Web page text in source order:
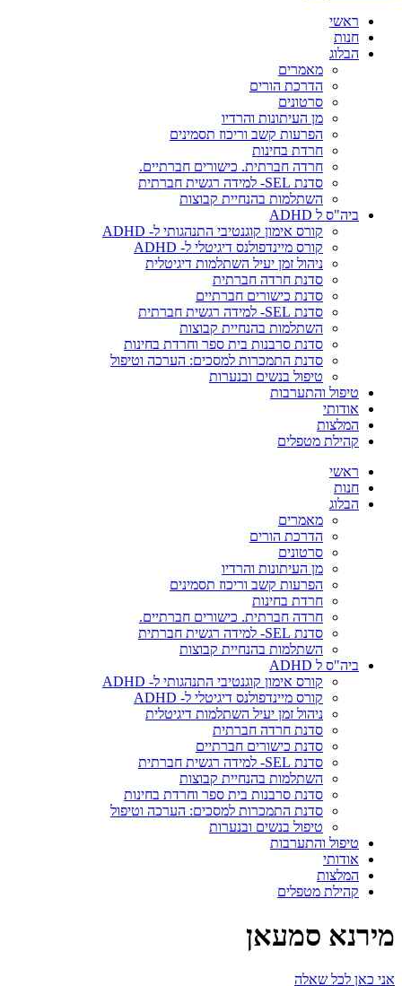
ראשי
חנות
הבלוג
מאמרים
הדרכת הורים
סרטונים
מן העיתונות והרדיו
הפרעות קשב וריכוז תסמינים
חרדת בחינות
חרדה חברתית. כישורים חברתיים.
סדנת SEL- למידה רגשית חברתית
השתלמות בהנחיית קבוצות
ביה"ס ל ADHD
קורס אימון קוגנטיבי התנהגותי ל- ADHD
קורס מיינדפולנס דיגיטלי ל- ADHD
ניהול זמן יעיל השתלמות דיגיטלית
סדנת חרדה חברתית
סדנת כישורים חברתיים
סדנת SEL- למידה רגשית חברתית
השתלמות בהנחיית קבוצות
סדנת סרבנות בית ספר וחרדת בחינות
סדנת התמכרות למסכים: הערכה וטיפול
טיפול בנשים ובנערות
טיפול והתערבות
אודותי
המלצות
קהילת מטפלים
ראשי
חנות
הבלוג
מאמרים
הדרכת הורים
סרטונים
מן העיתונות והרדיו
הפרעות קשב וריכוז תסמינים
חרדת בחינות
חרדה חברתית. כישורים חברתיים.
סדנת SEL- למידה רגשית חברתית
השתלמות בהנחיית קבוצות
ביה"ס ל ADHD
קורס אימון קוגנטיבי התנהגותי ל- ADHD
קורס מיינדפולנס דיגיטלי ל- ADHD
ניהול זמן יעיל השתלמות דיגיטלית
סדנת חרדה חברתית
סדנת כישורים חברתיים
סדנת SEL- למידה רגשית חברתית
השתלמות בהנחיית קבוצות
סדנת סרבנות בית ספר וחרדת בחינות
סדנת התמכרות למסכים: הערכה וטיפול
טיפול בנשים ובנערות
טיפול והתערבות
אודותי
המלצות
קהילת מטפלים
מירנא סמעאן
אני כאן לכל שאלה